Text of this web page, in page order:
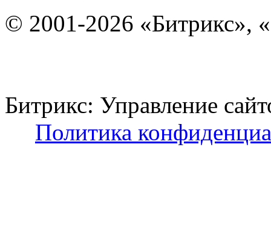
© 2001-2026 «Битрикс»,
Битрикс: Управление
Политика